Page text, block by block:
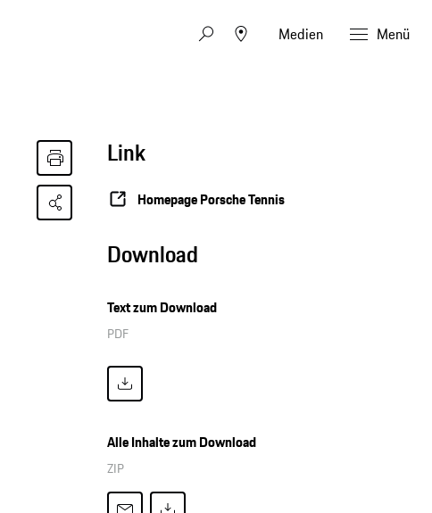
Medien Menü
Link
Homepage Porsche Tennis
Download
Text zum Download
PDF
Alle Inhalte zum Download
ZIP